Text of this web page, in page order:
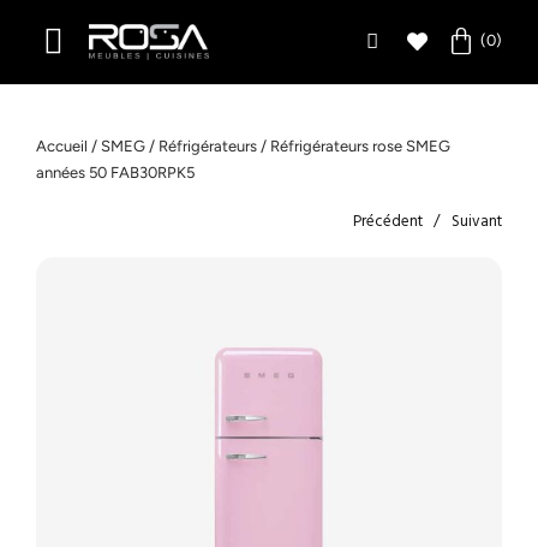
Accueil / SMEG / Réfrigérateurs / Réfrigérateurs rose SMEG
années 50 FAB30RPK5
Précédent Suivant